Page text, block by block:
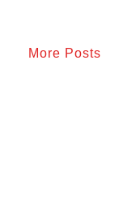
More Posts